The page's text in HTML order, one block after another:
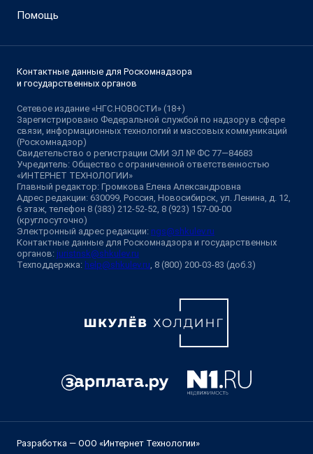
Помощь
Контактные данные для Роскомнадзора
и государственных органов
Сетевое издание «НГС.НОВОСТИ» (18+)
Зарегистрировано Федеральной службой по надзору в сфере
связи, информационных технологий и массовых коммуникаций
(Роскомнадзор)
Свидетельство о регистрации СМИ ЭЛ № ФС 77—84683
Учредитель: Общество с ограниченной ответственностью
«ИНТЕРНЕТ ТЕХНОЛОГИИ»
Главный редактор: Громкова Елена Александровна
Адрес редакции: 630099, Россия, Новосибирск, ул. Ленина, д. 12,
6 этаж, телефон 8 (383) 212-52-52, 8 (923) 157-00-00
(круглосуточно)
Электронный адрес редакции: ngs@shkulev.ru
Контактные данные для Роскомнадзора и государственных
органов: juristnsk@shkulev.ru
Техподдержка: help@shkulev.ru, 8 (800) 200-03-83 (доб.3)
Разработка — ООО «Интернет Технологии»